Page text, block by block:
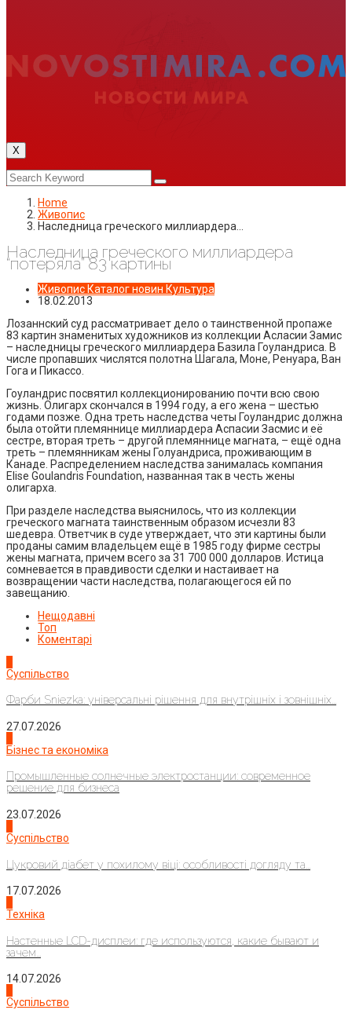
X
Home
Живопис
Наследница греческого миллиардера…
Наследница греческого миллиардера
“потеряла” 83 картины
ЖивописКаталог новин Культура
18.02.2013
Лозаннский суд рассматривает дело о таинственной пропаже
83 картин знаменитых художников из коллекции Асласии Замис
– наследницы греческого миллиардера Базила Гоуландриса. В
числе пропавших числятся полотна Шагала, Моне, Ренуара, Ван
Гога и Пикассо.
Гоуландрис посвятил коллекционированию почти всю свою
жизнь. Олигарх скончался в 1994 году, а его жена – шестью
годами позже. Одна треть наследства четы Гоуландрис должна
была отойти племяннице миллиардера Аспасии Засмис и её
сестре, вторая треть – другой племяннице магната, – ещё одна
треть – племянникам жены Голуандриса, проживающим в
Канаде. Распределением наследства занималась компания
Elise Goulandris Foundation, названная так в честь жены
олигарха.
При разделе наследства выяснилось, что из коллекции
греческого магната таинственным образом исчезли 83
шедевра. Ответчик в суде утверждает, что эти картины были
проданы самим владельцем ещё в 1985 году фирме сестры
жены магната, причем всего за 31 700 000 долларов. Истица
сомневается в правдивости сделки и настаивает на
возвращении части наследства, полагающегося ей по
завещанию.
Нещодавні
Топ
Коментарі
Суспільство
Фарби Sniezka: універсальні рішення для внутрішніх і зовнішніх...
27.07.2026
Бізнес та економіка
Промышленные солнечные электростанции: современное
решение для бизнеса
23.07.2026
Суспільство
Цукровий діабет у похилому віці: особливості догляду та...
17.07.2026
Техніка
Настенные LCD-дисплеи: где используются, какие бывают и
зачем...
14.07.2026
Суспільство